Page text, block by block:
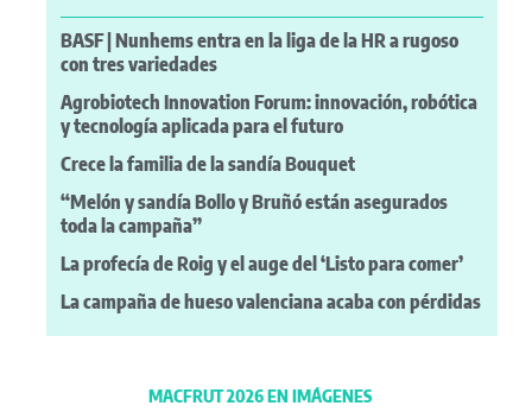
BASF | Nunhems entra en la liga de la HR a rugoso
con tres variedades
Agrobiotech Innovation Forum: innovación, robótica
y tecnología aplicada para el futuro
Crece la familia de la sandía Bouquet
“Melón y sandía Bollo y Bruñó están asegurados
toda la campaña”
La profecía de Roig y el auge del ‘Listo para comer’
La campaña de hueso valenciana acaba con pérdidas
MACFRUT 2026 EN IMÁGENES